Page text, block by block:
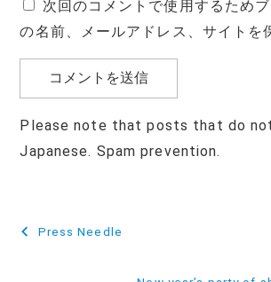
次回のコメントで使用するため
の名前、メールアドレス、サイトを
Please note that posts that do
Japanese. Spam prevention.
投
Press Needle